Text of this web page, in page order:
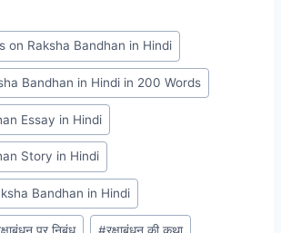
on Raksha Bandhan in Hindi
Bandhan in Hindi in 200 Words
Essay in Hindi
Story in Hindi
Bandhan in Hindi
पर निबंध #रक्षाबंधन की कथा